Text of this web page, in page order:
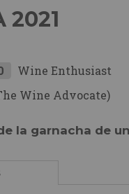
2021
Wine Enthusiast
Wine Advocate)
la garnacha de